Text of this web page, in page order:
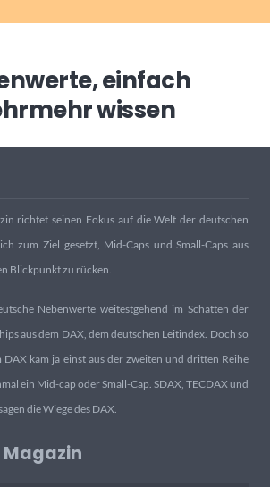
einfach
mehr wissen
richtet seinen Fokus auf die Welt der deutschen
zum Ziel gesetzt, Mid-Caps und Small-Caps aus
Blickpunkt zu rücken.
Nebenwerte weitestgehend im Schatten der
aus dem DAX, dem deutschen Leitindex. Doch so
DAX kam ja einst aus der zweiten und dritten Reihe
ein Mid-cap oder Small-Cap. SDAX, TECDAX und
die Wiege des DAX.